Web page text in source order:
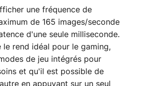
une fréquence de
de 165 images/seconde
d'une seule milliseconde.
le rend idéal pour le gaming,
de jeu intégrés pour
et qu'il est possible de
en appuyant sur un seul